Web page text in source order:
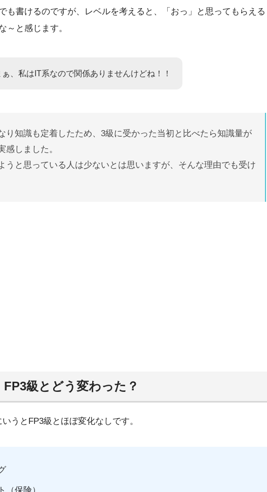
も書けるのですが、レベルを考えると、「おっ」と思ってもらえる
～と感じます。
ぁ、私はIT系なので関係ありませんけどね！！
り知識も定着したため、3級に受かった当初と比べたら知識量が
感しました。
うと思っている人は少ないとは思いますが、そんな理由でも受け
級とどう変わった？
うとFP3級とほぼ変化なしです。